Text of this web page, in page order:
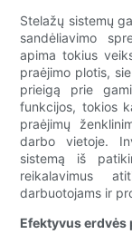
Stelažų sistemų
sandėliavimo
apima tokius
praėjimo plotis,
prieigą prie
funkcijos, tokios
praėjimų
darbo vietoje.
sistemą iš
reikalavimus
darbuotojams ir
Efektyvus erdvės